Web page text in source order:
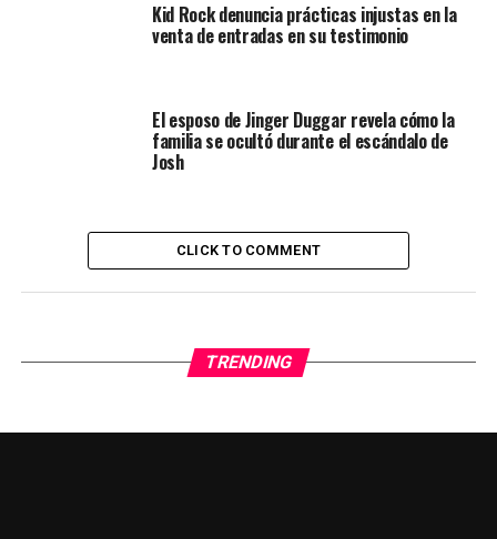
Kid Rock denuncia prácticas injustas en la
venta de entradas en su testimonio
El esposo de Jinger Duggar revela cómo la
familia se ocultó durante el escándalo de
Josh
CLICK TO COMMENT
TRENDING